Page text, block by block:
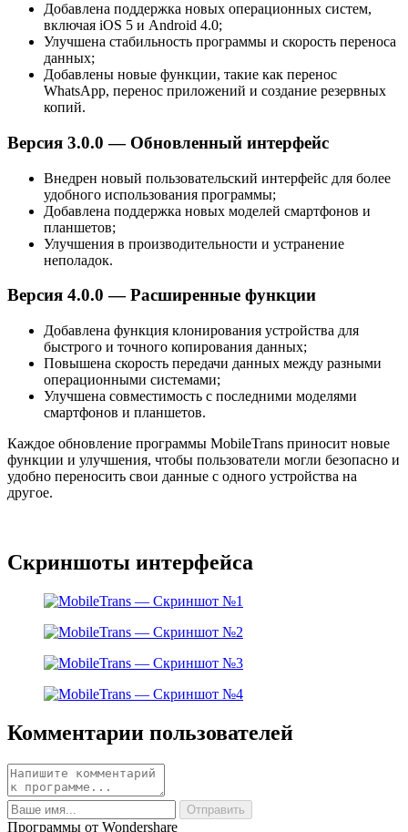
Добавлена поддержка новых операционных систем,
включая iOS 5 и Android 4.0;
Улучшена стабильность программы и скорость переноса
данных;
Добавлены новые функции, такие как перенос
WhatsApp, перенос приложений и создание резервных
копий.
Версия 3.0.0 — Обновленный интерфейс
Внедрен новый пользовательский интерфейс для более
удобного использования программы;
Добавлена поддержка новых моделей смартфонов и
планшетов;
Улучшения в производительности и устранение
неполадок.
Версия 4.0.0 — Расширенные функции
Добавлена функция клонирования устройства для
быстрого и точного копирования данных;
Повышена скорость передачи данных между разными
операционными системами;
Улучшена совместимость с последними моделями
смартфонов и планшетов.
Каждое обновление программы MobileTrans приносит новые
функции и улучшения, чтобы пользователи могли безопасно и
удобно переносить свои данные с одного устройства на
другое.
Скриншоты интерфейса
Комментарии пользователей
Программы от Wondershare